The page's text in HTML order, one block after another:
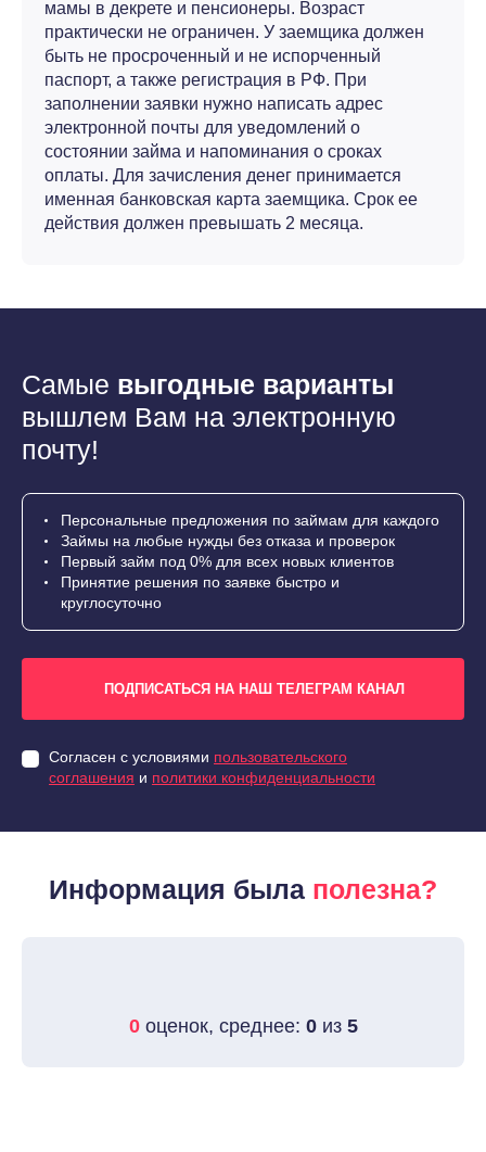
мамы в декрете и пенсионеры. Возраст
практически не ограничен. У заемщика должен
быть не просроченный и не испорченный
паспорт, а также регистрация в РФ. При
заполнении заявки нужно написать адрес
электронной почты для уведомлений о
состоянии займа и напоминания о сроках
оплаты. Для зачисления денег принимается
именная банковская карта заемщика. Срок ее
действия должен превышать 2 месяца.
Самые выгодные варианты
вышлем Вам на электронную
почту!
Персональные предложения по займам для каждого
Займы на любые нужды без отказа и проверок
Первый займ под 0% для всех новых клиентов
Принятие решения по заявке быстро и
круглосуточно
ПОДПИСАТЬСЯ НА НАШ ТЕЛЕГРАМ КАНАЛ
Согласен с условиями пользовательского
соглашения и политики конфиденциальности
Информация была полезна?
0оценок, среднее: 0из 5